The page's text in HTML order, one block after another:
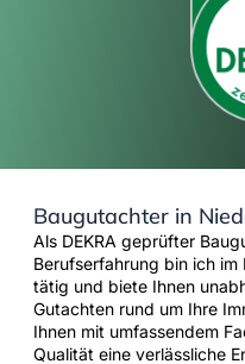
Baugutachter in
Als DEKRA geprüfter
Berufserfahrung bin ich
tätig und biete Ihnen
Gutachten rund um Ihre
Ihnen mit umfassendem
Qualität eine verlässliche